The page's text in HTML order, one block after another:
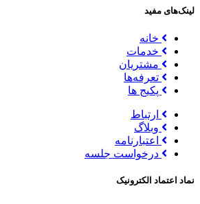
لینک‌های مفید
خانه
خدمات
مشتریان
تعرفه‌ها
پکیج ها
ارتباط
وبلاگ
اعتبارنامه
درخواست جلسه
نماد اعتماد الکترونیک